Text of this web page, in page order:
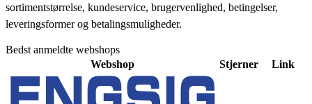
sortimentstørrelse, kundeservice, brugervenlighed, betingelser,
leveringsformer og betalingsmuligheder.
Bedst anmeldte webshops
Webshop
Stjerner Link